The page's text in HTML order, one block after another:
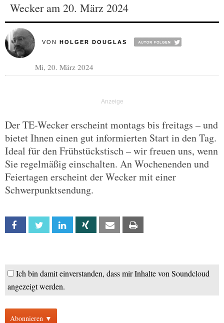
Wecker am 20. März 2024
VON HOLGER DOUGLAS
Mi, 20. März 2024
Der TE-Wecker erscheint montags bis freitags – und
bietet Ihnen einen gut informierten Start in den Tag.
Ideal für den Frühstückstisch – wir freuen uns, wenn
Sie regelmäßig einschalten. An Wochenenden und
Feiertagen erscheint der Wecker mit einer
Schwerpunktsendung.
Facebook Twitter Linkedin Xing Email
Ich bin damit einverstanden, dass mir Inhalte von Soundcloud
angezeigt werden.
Abonnieren ▼